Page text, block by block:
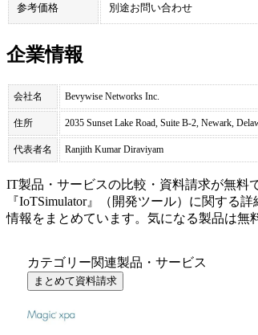
参考価格 別途お問い合わせ
企業情報
会社名 Bevywise Networks Inc.
住所 2035 Sunset Lake Road, Suite B-2, Newark,
代表者名 Ranjith Kumar Diraviyam
IT製品・サービスの比較・資料請求が無料
『IoTSimulator』（ 開発ツール）に関する
情報をまとめています。気になる製品は無
カテゴリー関連製品・サービス
まとめて資料請求